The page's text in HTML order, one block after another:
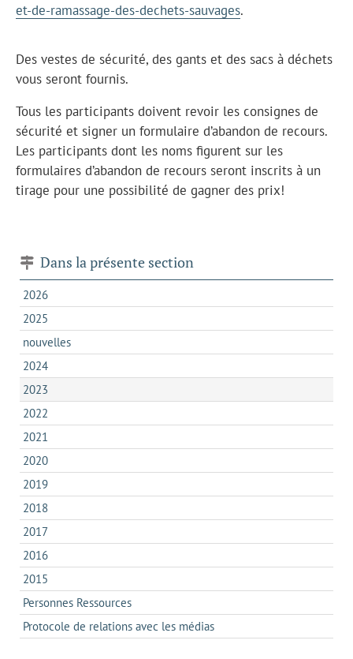
et-de-ramassage-des-dechets-sauvages.
Des vestes de sécurité, des gants et des sacs à déchets
vous seront fournis.
Tous les participants doivent revoir les consignes de
sécurité et signer un formulaire d’abandon de recours.
Les participants dont les noms figurent sur les
formulaires d’abandon de recours seront inscrits à un
tirage pour une possibilité de gagner des prix!
Dans la présente section
2026
2025
nouvelles
2024
2023
2022
2021
2020
2019
2018
2017
2016
2015
Personnes Ressources
Protocole de relations avec les médias